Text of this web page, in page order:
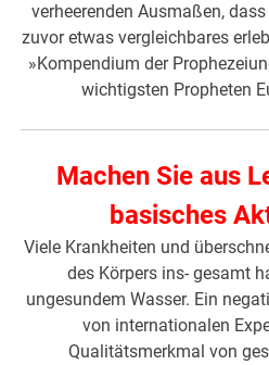
verheerenden Ausmaßen,
zuvor etwas vergleichbares
»Kompendium der
wichtigsten Propheten
Machen Sie aus
basisches
Viele Krankheiten und
des Körpers ins- gesamt
ungesundem Wasser. Ein
von internationalen
Qualitätsmerkmal von